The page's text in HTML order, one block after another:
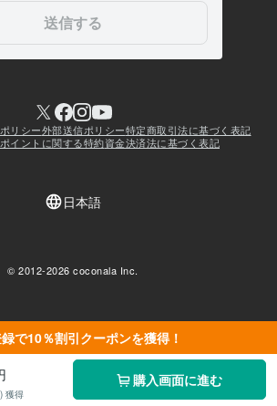
で10％割引クーポンを獲得！
獲得
購入画面に進む